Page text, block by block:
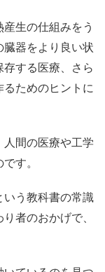
生の仕組みをう
臓器をより良い状
する医療、さら
ためのヒントに
間の医療や工学
す。
いう教科書の常識
者のおかげで、